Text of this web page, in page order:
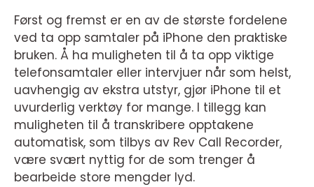
Først og fremst er en av de største fordelene
ved ta opp samtaler på iPhone den praktiske
bruken. Å ha muligheten til å ta opp viktige
telefonsamtaler eller intervjuer når som helst,
uavhengig av ekstra utstyr, gjør iPhone til et
uvurderlig verktøy for mange. I tillegg kan
muligheten til å transkribere opptakene
automatisk, som tilbys av Rev Call Recorder,
være svært nyttig for de som trenger å
bearbeide store mengder lyd.